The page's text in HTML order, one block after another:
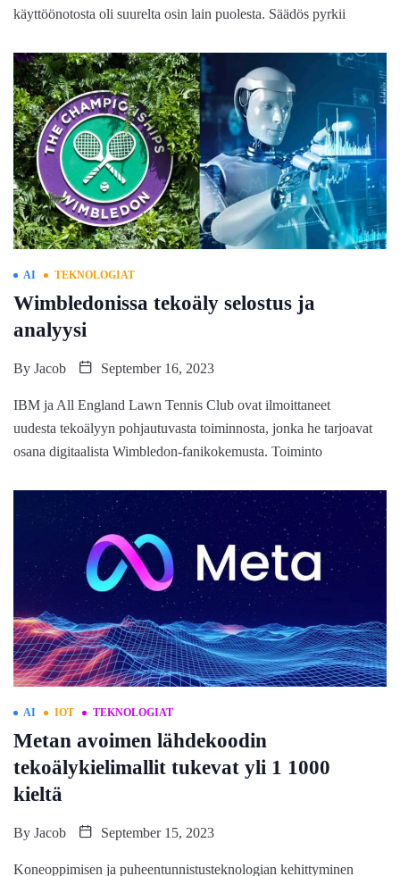
käyttöönotosta oli suurelta osin lain puolesta. Säädös pyrkii
AI TEKNOLOGIAT
Wimbledonissa tekoäly selostus ja
analyysi
By Jacob September 16, 2023
IBM ja All England Lawn Tennis Club ovat ilmoittaneet
uudesta tekoälyyn pohjautuvasta toiminnosta, jonka he tarjoavat
osana digitaalista Wimbledon-fanikokemusta. Toiminto
AI IOT TEKNOLOGIAT
Metan avoimen lähdekoodin
tekoälykielimallit tukevat yli 1 1000
kieltä
By Jacob September 15, 2023
Koneoppimisen ja puheentunnistusteknologian kehittyminen